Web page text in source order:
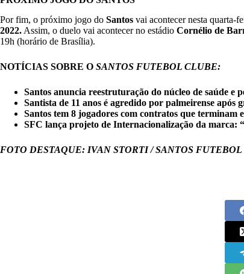
Por fim, o próximo jogo do Santos vai acontecer nesta quarta-
2022. Assim, o duelo vai acontecer no estádio Cornélio de
19h (horário de Brasília).
NOTÍCIAS SOBRE O SANTOS FUTEBOL CLUBE:
Santos anuncia reestruturação do núcleo de saúde e
Santista de 11 anos é agredido por palmeirense
Santos tem 8 jogadores com contratos que terminam
SFC lança projeto de Internacionalização da marca:
FOTO DESTAQUE: IVAN STORTI / SANTOS